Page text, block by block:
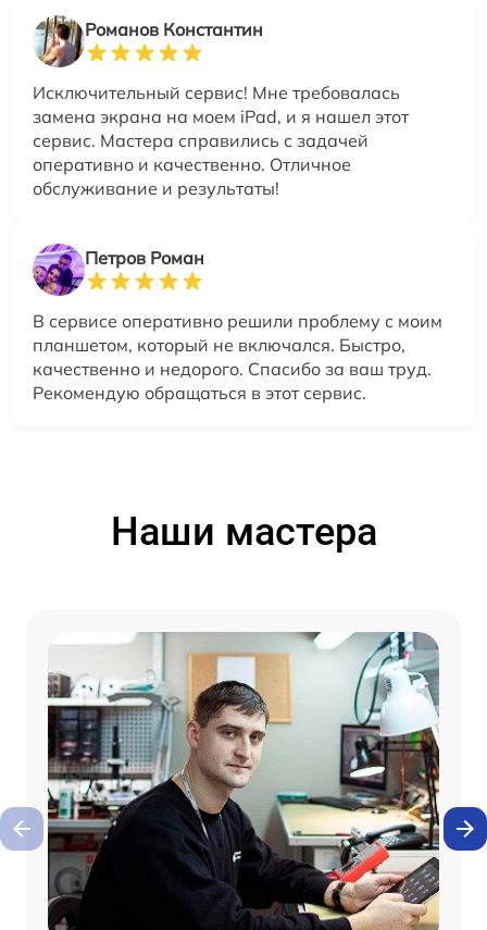
Романов Константин
Исключительный сервис! Мне требовалась
замена экрана на моем iPad, и я нашел этот
сервис. Мастера справились с задачей
оперативно и качественно. Отличное
обслуживание и результаты!
Петров Роман
В сервисе оперативно решили проблему с моим
планшетом, который не включался. Быстро,
качественно и недорого. Спасибо за ваш труд.
Рекомендую обращаться в этот сервис.
Наши мастера